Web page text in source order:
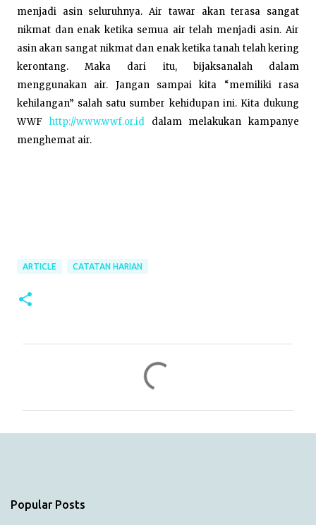
menjadi asin seluruhnya. Air tawar akan terasa sangat
nikmat dan enak ketika semua air telah menjadi asin. Air
asin akan sangat nikmat dan enak ketika tanah telah kering
kerontang. Maka dari itu, bijaksanalah dalam
menggunakan air. Jangan sampai kita “memiliki rasa
kehilangan” salah satu sumber kehidupan ini. Kita dukung
WWF http://www.wwf.or.iddalam melakukan kampanye
menghemat air.
ARTICLE CATATAN HARIAN
s
Popular Posts